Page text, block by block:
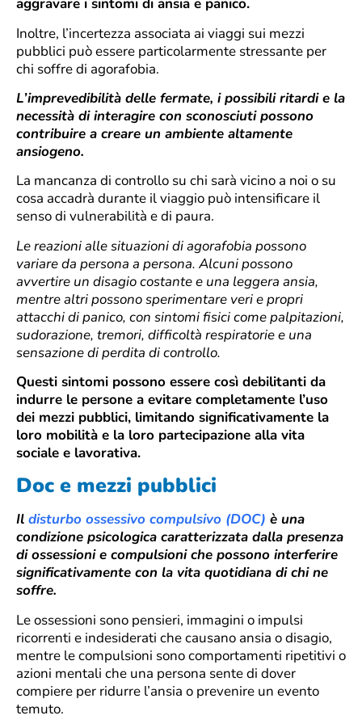
aggravare i sintomi di ansia e panico.
Inoltre, l’incertezza associata ai viaggi sui mezzi
pubblici può essere particolarmente stressante per
chi soffre di agorafobia.
L’imprevedibilità delle fermate, i possibili ritardi e la
necessità di interagire con sconosciuti possono
contribuire a creare un ambiente altamente
ansiogeno.
La mancanza di controllo su chi sarà vicino a noi o su
cosa accadrà durante il viaggio può intensificare il
senso di vulnerabilità e di paura.
Le reazioni alle situazioni di agorafobia possono
variare da persona a persona. Alcuni possono
avvertire un disagio costante e una leggera ansia,
mentre altri possono sperimentare veri e propri
attacchi di panico, con sintomi fisici come palpitazioni,
sudorazione, tremori, difficoltà respiratorie e una
sensazione di perdita di controllo.
Questi sintomi possono essere così debilitanti da
indurre le persone a evitare completamente l’uso
dei mezzi pubblici, limitando significativamente la
loro mobilità e la loro partecipazione alla vita
sociale e lavorativa.
Doc e mezzi pubblici
Il disturbo ossessivo compulsivo (DOC) è una
condizione psicologica caratterizzata dalla presenza
di ossessioni e compulsioni che possono interferire
significativamente con la vita quotidiana di chi ne
soffre.
Le ossessioni sono pensieri, immagini o impulsi
ricorrenti e indesiderati che causano ansia o disagio,
mentre le compulsioni sono comportamenti ripetitivi o
azioni mentali che una persona sente di dover
compiere per ridurre l’ansia o prevenire un evento
temuto.